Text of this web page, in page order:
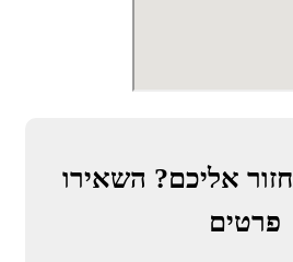
אליכם? השאירו
פרטים